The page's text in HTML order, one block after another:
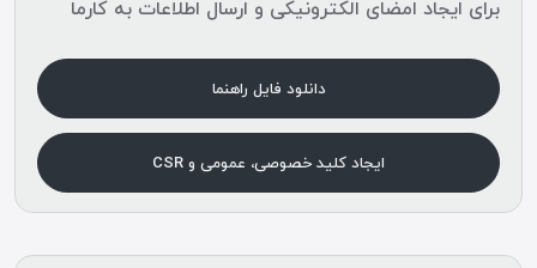
برای ایجاد امضای الکترونیکی و ارسال اطلاعات به کارما
دانلود فایل راهنما
ایجاد کلید خصوصی، عمومی و CSR